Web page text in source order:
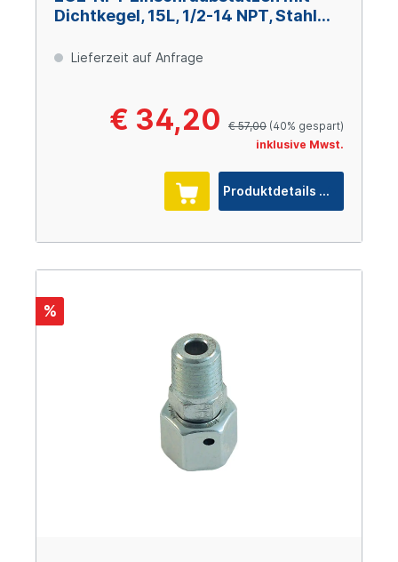
Dichtkegel, 15L, 1/2-14 NPT, Stahl
Lieferzeit auf Anfrage
€ 34,20 € 57,00 (40% gespart)
inklusive Mwst.
Produktdetails
%